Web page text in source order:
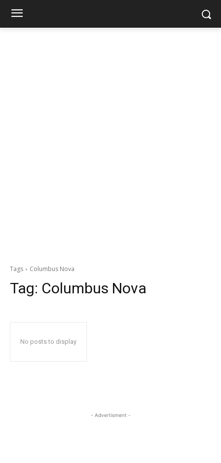
Tags Columbus Nova
Tag: Columbus Nova
No posts to display
- Advertisment -